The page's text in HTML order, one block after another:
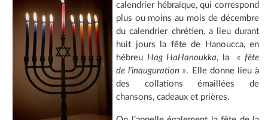
calendrier hébraïque, qui correspond
plus ou moins au mois de décembre
du calendrier chrétien, a lieu durant
huit jours la fête de Hanoucca, en
hébreu Hag HaHanoukka, la« fête
de l’inauguration ». Elle donne lieu à
des collations émaillées de
chansons, cadeaux et prières.